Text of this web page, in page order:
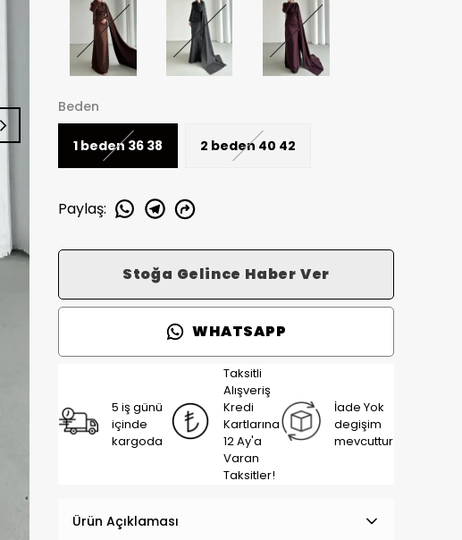
Beden
1 beden 36 38 2 beden 40 42
Paylaş:
Stoğa Gelince Haber Ver
WHATSAPP
5 iş günü
içinde
kargoda
Taksitli
Alışveriş
Kredi
Kartlarına
12 Ay'a
Varan
Taksitler!
İade Yok
degişim
mevcuttur
Ürün Açıklaması